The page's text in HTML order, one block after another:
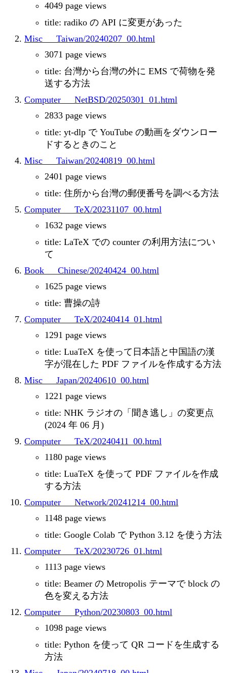
4049 page views
title: radiko の API に変更があった
Misc___Taiwan/20240207_00.html
3071 page views
title: 台灣から台灣の外に EMS で荷物を発
送する方法
Computer___NetBSD/20250301_01.html
2833 page views
title: yt-dlp で YouTube の動画をダウンロー
ドするときのこと
Misc___Taiwan/20240819_00.html
2401 page views
title: 住所から台灣の郵便番号を調べる方法
Computer___TeX/20231107_00.html
1632 page views
title: LaTeX での counter の利用方法につい
て
Book___Chinese/20240424_00.html
1625 page views
title: 曹操の詩
Computer___TeX/20240414_01.html
1291 page views
title: LuaTeX を使って日本語と中国語の漢
字が混在した PDF ファイルを作成する方法
Misc___Japan/20240610_00.html
1221 page views
title: NHK ラジオの「聞き逃し」の変更点
(2024 年 06 月)
Computer___TeX/20240411_00.html
1180 page views
title: LuaTeX を使って PDF ファイルを作成
する方法
Computer___Network/20241214_00.html
1148 page views
title: Google Colab で Python 3.12 を使う方法
Computer___TeX/20230726_01.html
1113 page views
title: Beamer の Metropolis テーマで block の
色を変える方法
Computer___Python/20230803_00.html
1098 page views
title: Python を使って QR コードを生成する
方法